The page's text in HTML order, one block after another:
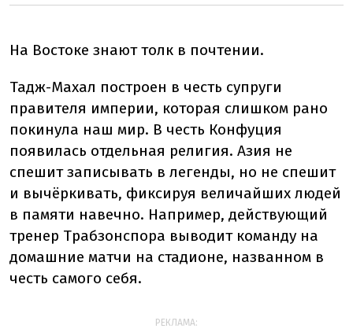
На Востоке знают толк в почтении.
Тадж-Махал построен в честь супруги
правителя империи, которая слишком рано
покинула наш мир. В честь Конфуция
появилась отдельная религия. Азия не
спешит записывать в легенды, но не спешит
и вычёркивать, фиксируя величайших людей
в памяти навечно. Например, действующий
тренер Трабзонспора выводит команду на
домашние матчи на стадионе, названном в
честь самого себя.
РЕКЛАМА: